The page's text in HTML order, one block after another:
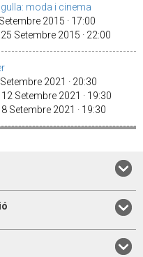
moda i cinema
2015 · 17:00
Setembre 2015 · 22:00
2021 · 20:30
Setembre 2021 · 19:30
Setembre 2021 · 19:30